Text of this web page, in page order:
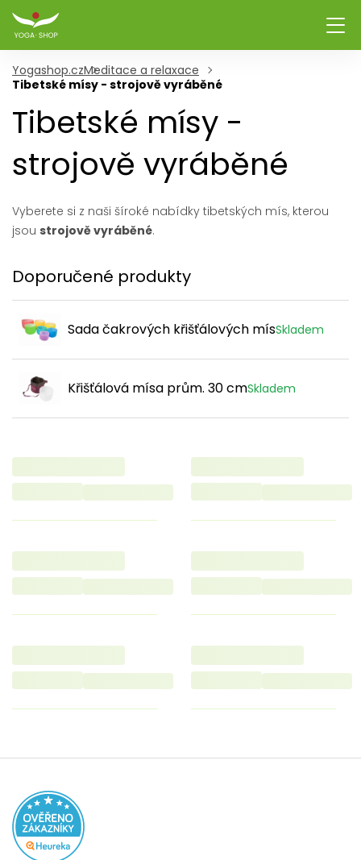
Yogashop.czMeditace a relaxace
Tibetské mísy - strojově vyráběné
Tibetské mísy -
strojově vyráběné
Vyberete si z naši šíroké nabídky tibetských mís, kterou
jsou strojově vyráběné.
Doporučené produkty
Sada čakrových křišťálových mísSkladem
Křišťálová mísa prům. 30 cmSkladem